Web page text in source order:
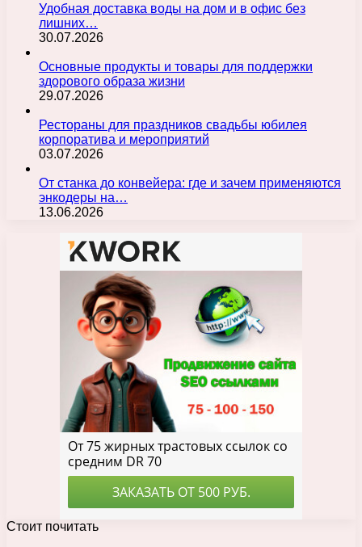
Удобная доставка воды на дом и в офис без
лишних…
30.07.2026
Основные продукты и товары для поддержки
здорового образа жизни
29.07.2026
Рестораны для праздников свадьбы юбилея
корпоратива и мероприятий
03.07.2026
От станка до конвейера: где и зачем применяются
энкодеры на…
13.06.2026
Стоит почитать